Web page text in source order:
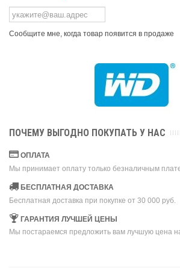
Сообщите мне, когда товар появится в продаже
ПОЧЕМУ ВЫГОДНО ПОКУПАТЬ У НАС
ОПЛАТА
Мы принимает оплату только безналичным
БЕСПЛАТНАЯ ДОСТАВКА
Бесплатная доставка при покупке от 30 000 руб.
ГАРАНТИЯ ЛУЧШЕЙ ЦЕНЫ
Мы постараемся предложить вам лучшую цена